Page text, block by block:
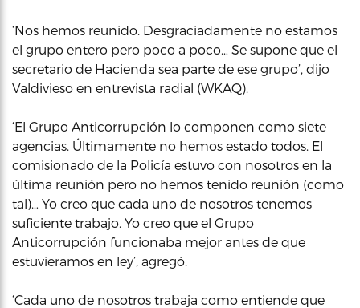
‘Nos hemos reunido. Desgraciadamente no estamos
el grupo entero pero poco a poco… Se supone que el
secretario de Hacienda sea parte de ese grupo’, dijo
Valdivieso en entrevista radial (WKAQ).
‘El Grupo Anticorrupción lo componen como siete
agencias. Últimamente no hemos estado todos. El
comisionado de la Policía estuvo con nosotros en la
última reunión pero no hemos tenido reunión (como
tal)… Yo creo que cada uno de nosotros tenemos
suficiente trabajo. Yo creo que el Grupo
Anticorrupción funcionaba mejor antes de que
estuvieramos en ley’, agregó.
‘Cada uno de nosotros trabaja como entiende que